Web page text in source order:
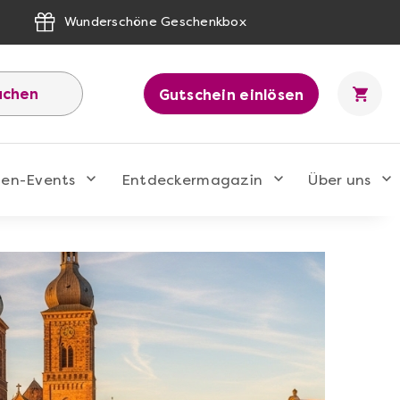
Wunderschöne Geschenkbox
Gutschein einlösen
Events Entdeckermagazin Über uns